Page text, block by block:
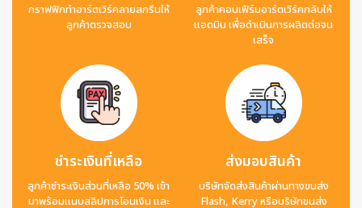
กราฟฟิกทำอาร์ตเวิร์คลายสกรีนให้
ลูกค้าตรวจสอบ
ลูกค้าคอนเฟิร์มอาร์ตเวิร์คกลับให้
แอดมิน เพื่อดำเนินการผลิตต่อจน
เสร็จ
ชำระเงินที่เหลือ
ลูกค้าชำระเงินส่วนที่เหลือ 50% เข้า
มาพร้อมแนบสลิปการโอนเงิน และ
ส่งมอบสินค้า
บริษัทจัดส่งสินค้าผ่านทางขนส่ง
Flash, Kerry หรือบริษัทขนส่ง